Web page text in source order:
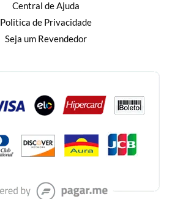
Central de Ajuda
Politica de Privacidade
Seja um Revendedor